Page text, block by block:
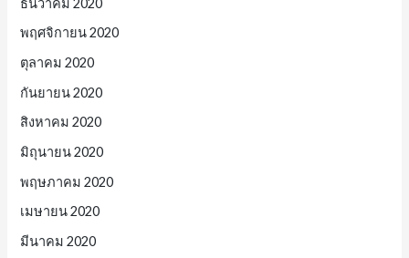
พฤศจิกายน 2020
ตุลาคม 2020
กันยายน 2020
สิงหาคม 2020
มิถุนายน 2020
พฤษภาคม 2020
เมษายน 2020
มีนาคม 2020